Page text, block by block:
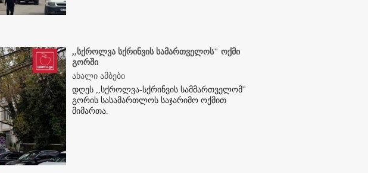
,,სქროლვა სქრინვის სამართველოს" ოქმი
გორში
ახალი ამბები
დღეს ,,სქროლვა-სქრინვის სამმართველომ''
გორის სასამართლოს საჯარიმო ოქმით
მიმართა.